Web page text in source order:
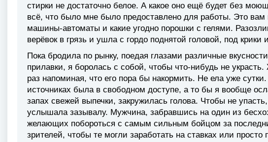
стирки не достаточно белое. А какое оно ещё будет без
всё, что было мне было предоставлено для работы. Это
машины-автоматы и какие угодно порошки с гелями.
верёвок в грязь и ушла с гордо поднятой головой, под крики
Пока бродила по рынку, поедая глазами различные
прилавки, я боролась с собой, чтобы что-нибудь не
раз напоминая, что его пора бы накормить. Не ела уже
источниках была в свободном доступе, а то бы я вообще
запах свежей выпечки, закружилась голова. Чтобы не
услышала зазывалу. Мужчина, забравшись на один из
желающих побороться с самым сильным бойцом за
зрителей, чтобы те могли заработать на ставках или просто